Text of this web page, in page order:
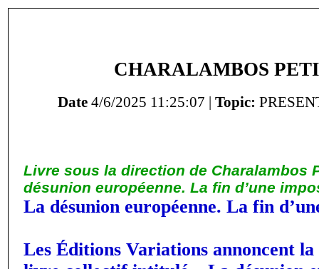
CHARALAMBOS
Date4/6/2025 11:25:07 | Topic:
Livre sous la direction de Charalambos
désunion européenne. La fin d’une
La désunion européenne. La fin
Les Éditions Variations annoncent